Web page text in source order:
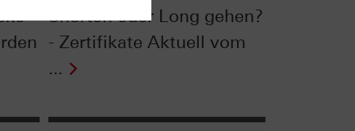
Shorten oder Long gehen?
- Zertifikate Aktuell vom
...